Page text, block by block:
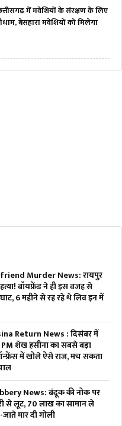
में मवेशियों के संरक्षण के लिए
बेसहारा मवेशियों को मिलेगा
Murder News: रायपुर
बॉयफ्रेंड ने ही इस वजह से
6 महीने से रह रहे थे लिव इन में
Return News : दिसंबर में
PM शेख हसीना का सबसे बड़ा
में खोले ऐसे राज, मच सकता
News: बंदूक की नोक पर
से लूट, 70 लाख का सामान ले
मार दी गोली